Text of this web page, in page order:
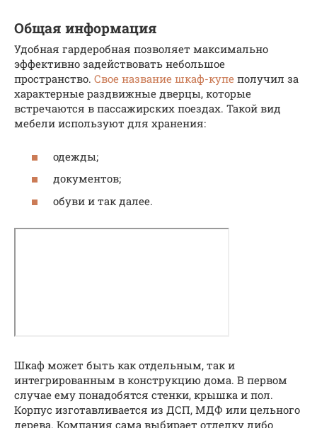
Общая информация
Удобная гардеробная позволяет максимально
эффективно задействовать небольшое
пространство. Свое название шкаф-купе получил за
характерные раздвижные дверцы, которые
встречаются в пассажирских поездах. Такой вид
мебели используют для хранения:
одежды;
документов;
обуви и так далее.
Шкаф может быть как отдельным, так и
интегрированным в конструкцию дома. В первом
случае ему понадобятся стенки, крышка и пол.
Корпус изготавливается из ДСП, МДФ или цельного
дерева. Компания сама выбирает отделку либо